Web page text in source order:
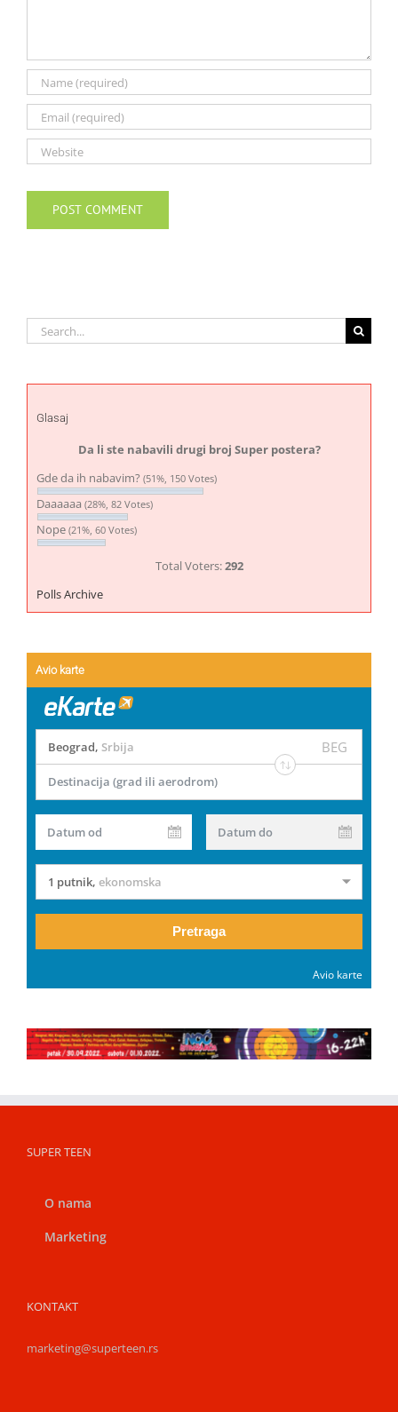
Search
for:
Glasaj
Da li ste nabavili drugi broj Super postera?
Gde da ih nabavim? (51%, 150 Votes)
Daaaaaa (28%, 82 Votes)
Nope (21%, 60 Votes)
Total Voters:292
Polls Archive
Avio karte
Beograd, Srbija BEG
Destinacija (grad ili aerodrom)
Datum od Datum do
1 putnik, ekonomska
Pretraga
Avio karte
SUPER TEEN
O nama
Marketing
KONTAKT
marketing@superteen.rs